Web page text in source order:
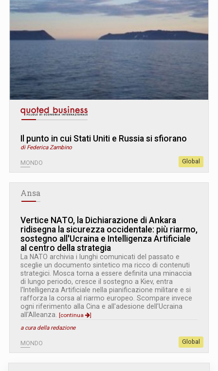
Il punto in cui Stati Uniti e Russia si sfiorano
di Federica Zambino
MONDO Global
Ansa
Vertice NATO, la Dichiarazione di Ankara
ridisegna la sicurezza occidentale: più riarmo,
sostegno all'Ucraina e Intelligenza Artificiale
al centro della strategia
La NATO archivia i lunghi comunicati del passato e
sceglie un documento sintetico ma ricco di contenuti
strategici. Mosca torna a essere definita una minaccia
di lungo periodo, cresce il sostegno a Kiev, entra
l'Intelligenza Artificiale nella pianificazione militare e si
rafforza la corsa al riarmo europeo. Scompare invece
ogni riferimento alla Cina e all'adesione dell'Ucraina
all'Alleanza.
[continua
]
a cura della redazione
MONDO Global